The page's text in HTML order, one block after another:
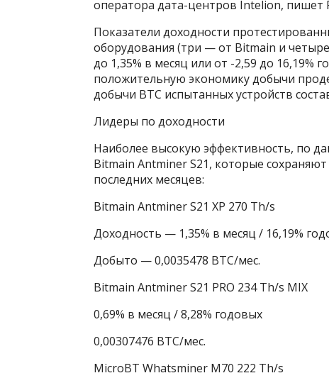
оператора дата-центров Intelion, пишет
Показатели доходности
оборудования (три — от Bitmain и
до 1,35% в месяц или от -2,59 до 16,19%
положительную экономику добычи
добычи BTC испытанных устройств
Лидеры по доходности
Наиболее высокую эффективность, по
Bitmain Antminer S21, которые
последних месяцев:
Bitmain Antminer S21 XP 270 Th/s
Доходность — 1,35% в месяц / 16,19%
Добыто — 0,0035478 BTC/мес.
Bitmain Antminer S21 PRO 234 Th/s MIX
0,69% в месяц / 8,28% годовых
0,00307476 BTC/мес.
MicroBT Whatsminer M70 222 Th/s